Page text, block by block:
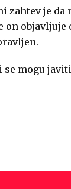
zahtev je
on objavljuje
se mogu